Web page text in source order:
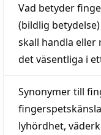
Vad betyder
(bildlig betydelse)
skall handla eller
det väsentliga i
Synonymer till
fingerspetskänsla
lyhördhet,